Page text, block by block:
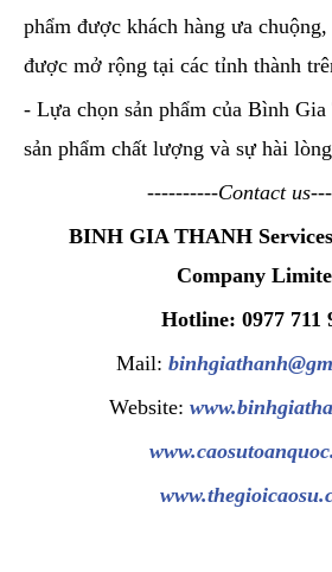
phẩm được khách hàng ưa
được mở rộng tại các tỉnh thành
- Lựa chọn sản phẩm của Bình
sản phẩm chất lượng và sự hài
----------Contact
BINH GIA THANH
Company
Hotline: 0977 711
Mail:
Website: